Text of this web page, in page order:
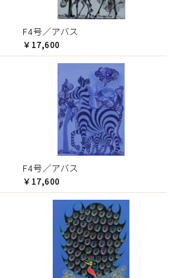
F4号／アバス
￥17,600
F4号／アバス
￥17,600